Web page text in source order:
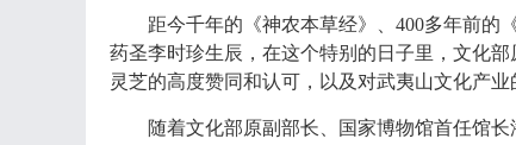
距今千年的《神农本草经》、 400多年前的
药圣李时珍生辰，在这个特别的日子里，文化
灵芝的高度赞同和认可，以及对武夷山文化产业
随着文化部原副部长、国家博物馆首任馆